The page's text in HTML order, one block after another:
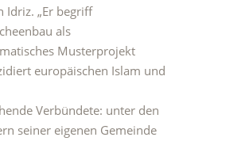
Idriz. „Er begriff
als
Musterprojekt
europäischen Islam und
Verbündete: unter den
seiner eigenen Gemeinde